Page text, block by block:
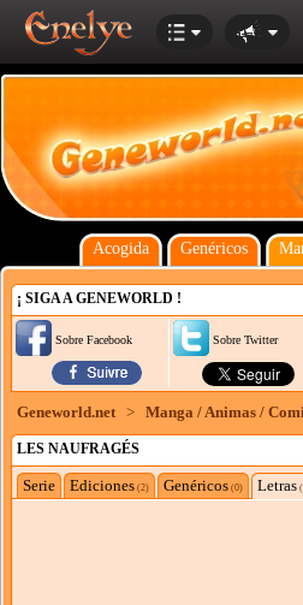
Acogida Genéricos
¡ SIGA A GENEWORLD !
Sobre Facebook Sobre Twitter
Geneworld.net > Manga / Animas /
LES NAUFRAGÉS
Serie Ediciones (2) Genéricos (0) Letras